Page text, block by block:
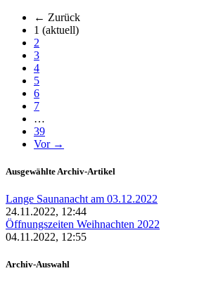
← Zurück
1 (aktuell)
2
3
4
5
6
7
…
39
Vor →
Ausgewählte Archiv-Artikel
Lange Saunanacht am 03.12.2022
24.11.2022, 12:44
Öffnungszeiten Weihnachten 2022
04.11.2022, 12:55
Archiv-Auswahl